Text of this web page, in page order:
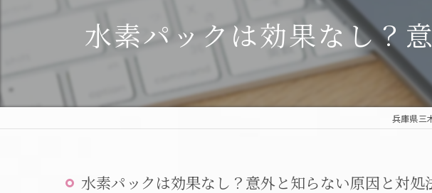
水素パックは効果なし？
兵庫県三
水素パックは効果なし？意外と知らない原因と対処